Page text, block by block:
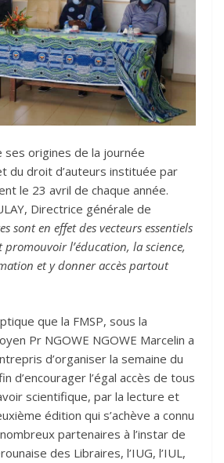
origines de la journée
du droit d’auteurs instituée par
le 23 avril de chaque année.
Directrice générale de
sont en effet des vecteurs essentiels
l’éducation, la science,
et y donner accès partout
que la FMSP, sous la
Pr NGOWE NGOWE Marcelin a
d’organiser la semaine du
d’encourager l’égal accès de tous
scientifique, par la lecture et
édition qui s’achève a connu
partenaires à l’instar de
des Libraires, l’IUG, l’IUL,